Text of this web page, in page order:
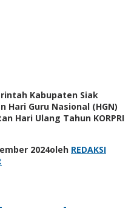
Kabupaten Siak
Guru Nasional (HGN)
Hari Ulang Tahun KORPRI
2024oleh REDAKSI